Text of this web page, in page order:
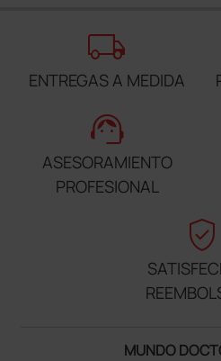
local_shipping
ENTREGAS A MEDIDA
support_agent
ASESORAMIENTO
PROFESIONAL
verified_user
MUNDO